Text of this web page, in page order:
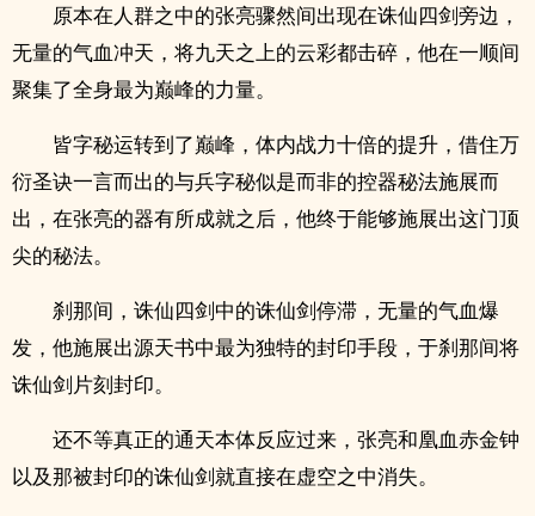
原本在人群之中的张亮骤然间出现在诛仙四剑旁边，
无量的气血冲天，将九天之上的云彩都击碎，他在一顺间
聚集了全身最为巅峰的力量。
皆字秘运转到了巅峰，体内战力十倍的提升，借住万
衍圣诀一言而出的与兵字秘似是而非的控器秘法施展而
出，在张亮的器有所成就之后，他终于能够施展出这门顶
尖的秘法。
刹那间，诛仙四剑中的诛仙剑停滞，无量的气血爆
发，他施展出源天书中最为独特的封印手段，于刹那间将
诛仙剑片刻封印。
还不等真正的通天本体反应过来，张亮和凰血赤金钟
以及那被封印的诛仙剑就直接在虚空之中消失。